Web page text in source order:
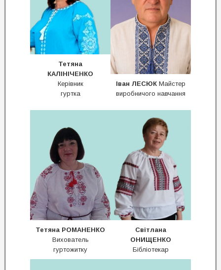
Тетяна
КАЛІНІЧЕНКО
Керівник
гуртка
Іван ЛЕСЮК Майстер
виробничого навчання
Тетяна РОМАНЕНКО
Вихователь
гуртожитку
Світлана
ОНИЩЕНКО
Бібліотекар